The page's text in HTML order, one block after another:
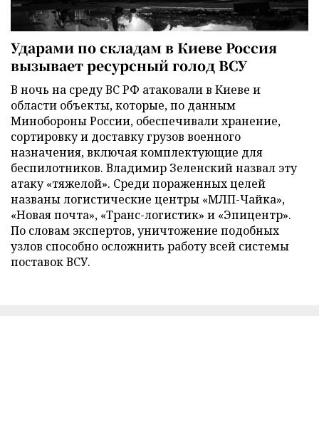
Ударами по складам в Киеве Россия
вызывает ресурсный голод ВСУ
В ночь на среду ВС РФ атаковали в Киеве и
области объекты, которые, по данным
Минобороны России, обеспечивали хранение,
сортировку и доставку грузов военного
назначения, включая комплектующие для
беспилотников. Владимир Зеленский назвал эту
атаку «тяжелой». Среди пораженных целей
названы логистические центры «МЛП-Чайка»,
«Новая почта», «Транс-логистик» и «Эпицентр».
По словам экспертов, уничтожение подобных
узлов способно осложнить работу всей системы
поставок ВСУ.